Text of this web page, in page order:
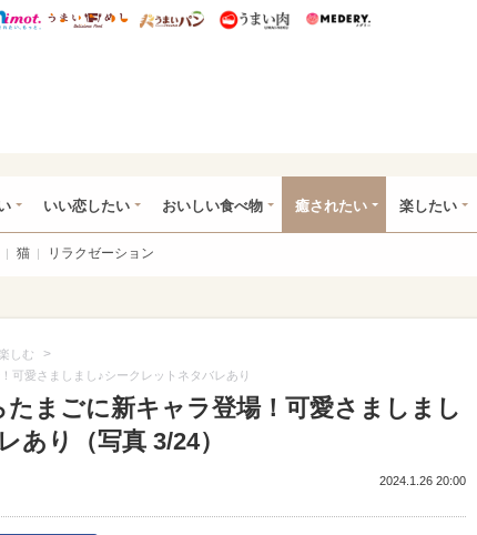
ぴあ総研 ディズニー特集
mimot. うまいめし うまいパン うまい肉
いい恋したい おいしい食べ物 癒されたい 楽したい
猫 リラクゼーション
しむ >
可愛さましまし♪シークレットネタバレあり
たまごに新キャラ登場！可愛さましまし
あり（写真 3/24）
2024.1.26 20:00